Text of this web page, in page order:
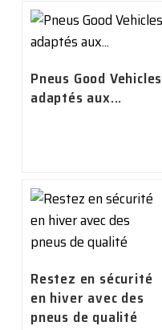
Pneus Good Vehicles
adaptés aux...
Restez en sécurité
en hiver avec des
pneus de qualité